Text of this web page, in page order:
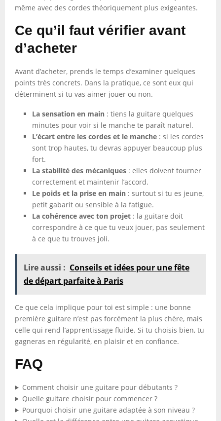
même avec des cordes théoriquement plus exigeantes.
Ce qu’il faut vérifier avant
d’acheter
Avant d’acheter, prends le temps d’examiner quelques
points très concrets. Dans la pratique, ce sont eux qui
déterminent si tu vas aimer jouer ou non.
La sensation en main : tiens la guitare quelques
minutes pour voir si le manche te paraît naturel.
L’écart entre les cordes et le manche : si les cordes
sont trop hautes, tu devras appuyer beaucoup plus
fort.
La stabilité des mécaniques : elles doivent tourner
correctement et maintenir l’accord.
Le poids et la prise en main : surtout si tu es jeune,
petit gabarit ou sensible à la fatigue.
La cohérence avec ton projet : la guitare doit
correspondre à ce que tu veux jouer, pas seulement
à ce que tu trouves joli.
Lire aussi : Conseils et idées pour une fête
de départ parfaite à Paris
Ce que cela implique pour toi est simple : une bonne
première guitare n’est pas forcément la plus chère, mais
celle qui rend l’apprentissage fluide. Si tu choisis bien, tu
gagneras en régularité, en plaisir et en confiance.
FAQ
Comment choisir une guitare pour débutants ?
Quelle guitare choisir pour commencer ?
Pourquoi choisir une guitare adaptée à son niveau ?